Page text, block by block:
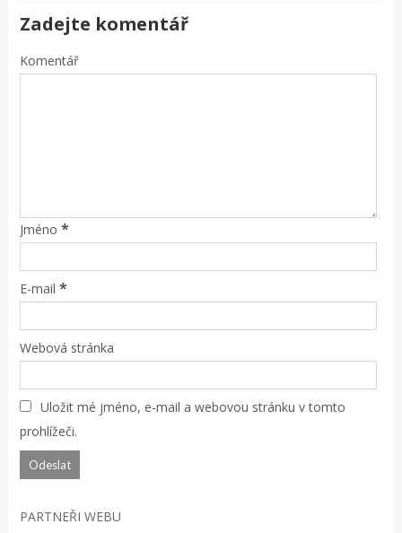
Zadejte komentář
Komentář
Jméno *
E-mail *
Webová stránka
Uložit mé jméno, e-mail a webovou stránku v tomto
prohlížeči.
PARTNEŘI WEBU